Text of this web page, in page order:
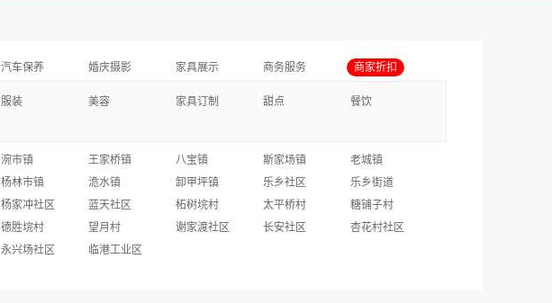
汽车保养 婚庆摄影 家具展示 商务服务 商家折扣
服装 美容 家具订制 甜点
餐饮
涴市镇 王家桥镇 八宝镇 斯家场镇
老城镇
杨林市镇 洈水镇 卸甲坪镇 乐乡社区
乐乡街道
杨家冲社区 蓝天社区 柘树垸村 太平桥村
糖铺子村
德胜垸村 望月村 谢家渡社区 长安社区
杏花村社区
永兴场社区 临港工业区